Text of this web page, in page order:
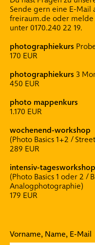
.individual-
.mappen-
Sende gern eine E-Mail
freiraum.de oder melde
unter0170.240 22 19.
photographiekurs
170 EUR
photographiekurs 3
450 EUR
photo mappenkurs
1.170 EUR
wochenend-workshop
(Photo Basics 1+2 /
289 EUR
intensiv-tagesworkshop
(Photo Basics 1 oder 2 /
Analogphotographie)
179 EUR
Vorname, Name, E-Mail